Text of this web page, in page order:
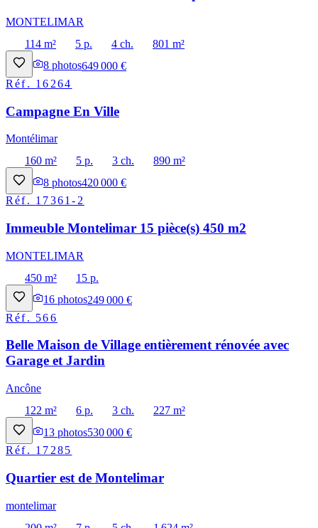
MONTELIMAR
114 m²
5 p. 4 ch.
801 m²
8 photos649 000 €
Réf. 16264
Campagne En Ville
Montélimar
160 m²
5 p. 3 ch.
890 m²
8 photos420 000 €
Réf. 17361-2
Immeuble Montelimar 15 pièce(s) 450 m2
MONTELIMAR
450 m²
15 p.
16 photos249 000 €
Réf. 566
Belle Maison de Village entièrement rénovée avec
Garage et Jardin
Ancône
122 m²
6 p. 3 ch.
227 m²
13 photos530 000 €
Réf. 17285
Quartier est de Montelimar
montelimar